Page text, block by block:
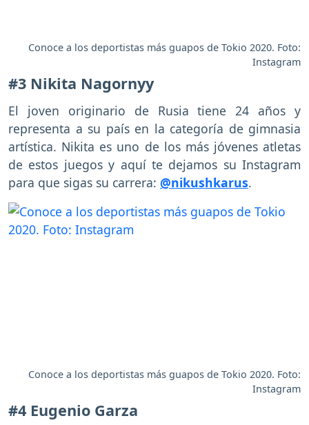
Conoce a los deportistas más guapos de Tokio 2020. Foto:
Instagram
#3 Nikita Nagornyy
El joven originario de Rusia tiene 24 años y
representa a su país en la categoría de gimnasia
artística. Nikita es uno de los más jóvenes atletas
de estos juegos y aquí te dejamos su Instagram
para que sigas su carrera: @nikushkarus.
Conoce a los deportistas más guapos de Tokio 2020. Foto:
Instagram
#4 Eugenio Garza